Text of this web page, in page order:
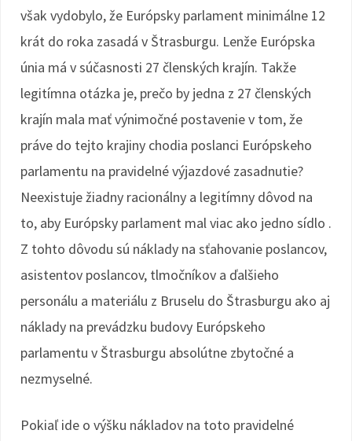
však vydobylo, že Európsky parlament minimálne 12
krát do roka zasadá v Štrasburgu. Lenže Európska
únia má v súčasnosti 27 členských krajín. Takže
legitímna otázka je, prečo by jedna z 27 členských
krajín mala mať výnimočné postavenie v tom, že
práve do tejto krajiny chodia poslanci Európskeho
parlamentu na pravidelné výjazdové zasadnutie?
Neexistuje žiadny racionálny a legitímny dôvod na
to, aby Európsky parlament mal viac ako jedno sídlo .
Z tohto dôvodu sú náklady na sťahovanie poslancov,
asistentov poslancov, tlmočníkov a ďalšieho
personálu a materiálu z Bruselu do Štrasburgu ako aj
náklady na prevádzku budovy Európskeho
parlamentu v Štrasburgu absolútne zbytočné a
nezmyselné.
Pokiaľ ide o výšku nákladov na toto pravidelné